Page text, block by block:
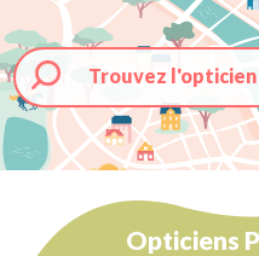
Trouvez
Opticiens